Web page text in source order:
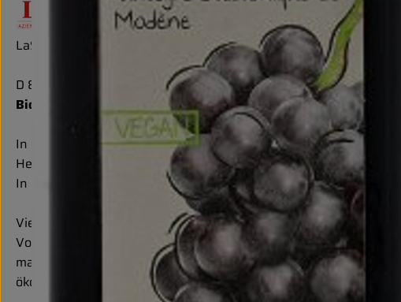
LaSelva Toskana Feinkost Vertriebs GmbH
D 82166 Gräfelfing
Bio mit italienischer Lebensart und Leidenschaft für Natur und
In der südlichen Toskana liegt der Biohof LaSelva. Seit 1980
Hektar Nutzfläche werden Gemüse, Obst, Wein und Getreide
In der Hof-Manufaktur werden Gemüse gewaschen, von Hand
Vielfalt bewahren und Bodenfruchtbarkeit erhalten. So lautet das
Von Anfang an setzt der Gründer von LaSelva, Karl Egger, auf
macht die naturgemäße Bewirtschaftung langfristig effektiv und
ökologischen Ressourcen eine nachhaltige